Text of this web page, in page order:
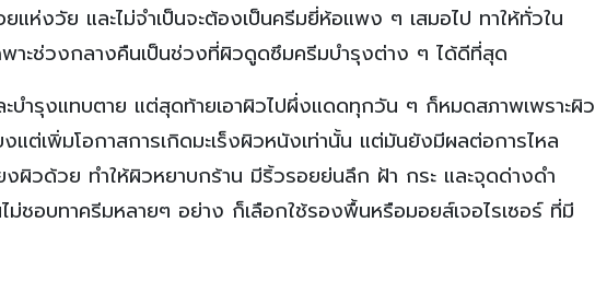
ห่งวัย และไม่จำเป็นจะต้องเป็นครีมยี่ห้อแพง ๆ เสมอไป ทาให้ทั่วใน
พาะช่วงกลางคืนเป็นช่วงที่ผิวดูดซึมครีมบำรุงต่าง ๆ ได้ดีที่สุด
บำรุงแทบตาย แต่สุดท้ายเอาผิวไปผึ่งแดดทุกวัน ๆ ก็หมดสภาพเพราะผิว
ต่เพิ่มโอกาสการเกิดมะเร็งผิวหนังเท่านั้น แต่มันยังมีผลต่อการไหล
งผิวด้วย ทำให้ผิวหยาบกร้าน มีริ้วรอยย่นลึก ฝ้า กระ และจุดด่างดำ
อบทาครีมหลายๆ อย่าง ก็เลือกใช้รองพื้นหรือมอยส์เจอไรเซอร์ ที่มี